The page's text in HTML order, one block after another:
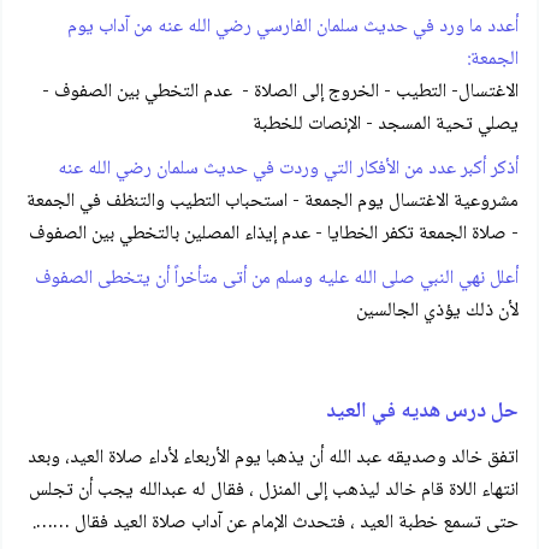
أعدد ما ورد في حديث سلمان الفارسي رضي الله عنه من آداب يوم
الجمعة:
الاغتسال- التطيب - الخروج إلى الصلاة - عدم التخطي بين الصفوف -
يصلي تحية المسجد - الإنصات للخطبة
أذكر أكبر عدد من الأفكار التي وردت في حديث سلمان رضي الله عنه
مشروعية الاغتسال يوم الجمعة - استحباب التطيب والتنظف في الجمعة
- صلاة الجمعة تكفر الخطايا - عدم إيذاء المصلين بالتخطي بين الصفوف
أعلل نهي النبي صلى الله عليه وسلم من أتى متأخراً أن يتخطى الصفوف
لأن ذلك يؤذي الجالسين
حل درس هديه في العيد
اتفق خالد وصديقه عبد الله أن يذهبا يوم الأربعاء لأداء صلاة العيد، وبعد
انتهاء اللاة قام خالد ليذهب إلى المنزل ، فقال له عبدالله يجب أن تجلس
حتى تسمع خطبة العيد ، فتحدث الإمام عن آداب صلاة العيد فقال …….